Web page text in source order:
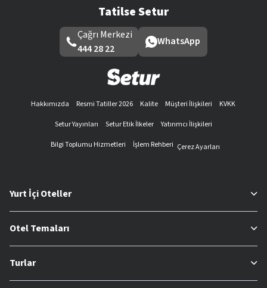
Tatilse Setur
Çağrı Merkezi
444 28 22
WhatsApp
Hakkımızda Resmi Tatiller 2026 Kalite Müşteri İlişkileri
KVKK
Setur Yayınları
Setur Etik İlkeler
Yatırımcı İlişkileri
Bilgi Toplumu Hizmetleri
İşlem Rehberi Çerez Ayarları
Yurt İçi Oteller
Otel Temaları
Turlar